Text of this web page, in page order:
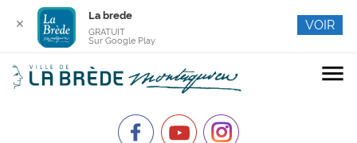
menu
✕
La brede
GRATUIT
Sur Google Play
VOIR